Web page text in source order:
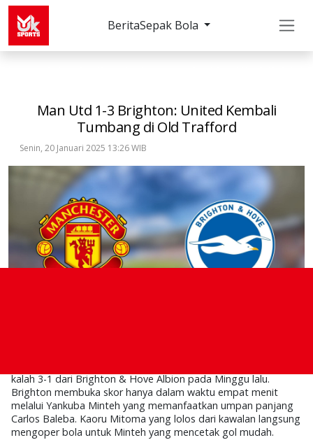
BeritaSepak Bola
Man Utd 1-3 Brighton: United Kembali
Tumbang di Old Trafford
Senin, 20 Januari 2025 13:26 WIB
kalah 3-1 dari Brighton & Hove Albion pada Minggu lalu.
Brighton membuka skor hanya dalam waktu empat menit
melalui Yankuba Minteh yang memanfaatkan umpan panjang
Carlos Baleba. Kaoru Mitoma yang lolos dari kawalan langsung
mengoper bola untuk Minteh yang mencetak gol mudah.